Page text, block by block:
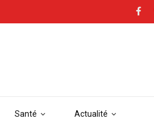
Santé Actualité